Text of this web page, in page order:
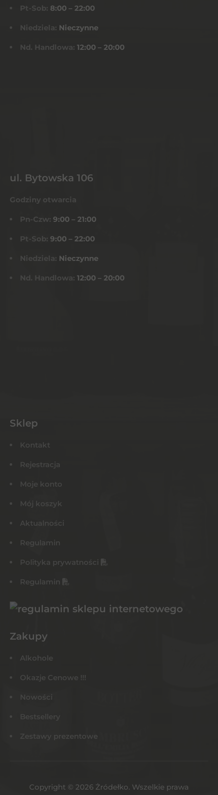
Pt-Sob: 8:00 – 22:00
Niedziela: Nieczynne
Nd. Handlowa: 12:00 – 20:00
ul. Bytowska 106
Godziny otwarcia
Pn-Czw: 9:00 – 21:00
Pt-Sob: 9:00 – 22:00
Niedziela: Nieczynne
Nd. Handlowa: 12:00 – 20:00
Sklep
Kontakt
Rejestracja
Moje konto
Mój koszyk
Aktualności
Regulamin
Polityka prywatności
Regulamin
Zakupy
Alkohole
Okazje Cenowe !!!
Nowości
Bestsellery
Zestawy prezentowe
Copyright © 2026 Żródełko. Wszelkie prawa